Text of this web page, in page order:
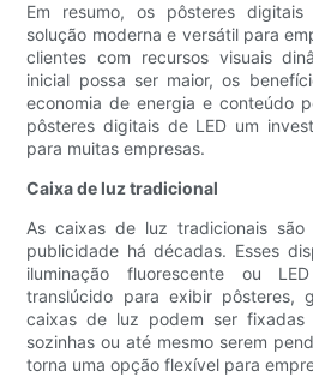
Em resumo, os pôsteres
solução moderna e versátil para
clientes com recursos visuais
inicial possa ser maior, os
economia de energia e conteúdo
pôsteres digitais de LED um
para muitas empresas.
Caixa de luz tradicional
As caixas de luz tradicionais
publicidade há décadas. Esses
iluminação fluorescente ou
translúcido para exibir pôsteres,
caixas de luz podem ser
sozinhas ou até mesmo serem
torna uma opção flexível para